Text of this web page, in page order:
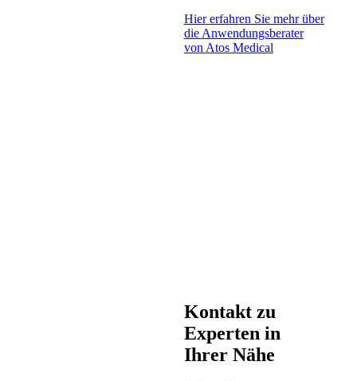
Hier erfahren Sie mehr über
die Anwendungsberater
von Atos Medical
Kontakt zu
Experten in
Ihrer Nähe